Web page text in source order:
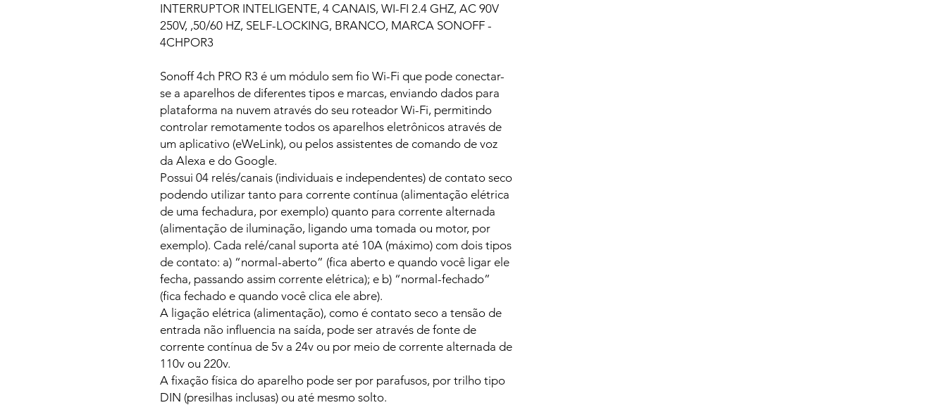
INTERRUPTOR INTELIGENTE, 4 CANAIS, WI-FI 2.4 GHZ, AC 90V
250V, ,50/60 HZ, SELF-LOCKING, BRANCO, MARCA SONOFF -
4CHPOR3
Sonoff 4ch PRO R3 é um módulo sem fio Wi-Fi que pode conectar-
se a aparelhos de diferentes tipos e marcas, enviando dados para
plataforma na nuvem através do seu roteador Wi-Fi, permitindo
controlar remotamente todos os aparelhos eletrônicos através de
um aplicativo (eWeLink), ou pelos assistentes de comando de voz
da Alexa e do Google.
Possui 04 relés/canais (individuais e independentes) de contato seco
podendo utilizar tanto para corrente contínua (alimentação elétrica
de uma fechadura, por exemplo) quanto para corrente alternada
(alimentação de iluminação, ligando uma tomada ou motor, por
exemplo). Cada relé/canal suporta até 10A (máximo) com dois tipos
de contato: a) “normal-aberto” (fica aberto e quando você ligar ele
fecha, passando assim corrente elétrica); e b) “normal-fechado”
(fica fechado e quando você clica ele abre).
A ligação elétrica (alimentação), como é contato seco a tensão de
entrada não influencia na saída, pode ser através de fonte de
corrente contínua de 5v a 24v ou por meio de corrente alternada de
110v ou 220v.
A fixação física do aparelho pode ser por parafusos, por trilho tipo
DIN (presilhas inclusas) ou até mesmo solto.